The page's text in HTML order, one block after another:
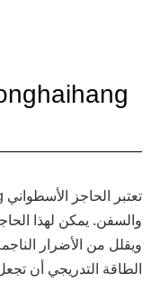
والسفن. يمكن لهذا
ويقلل من الأضرار
الطاقة التدريجي أن